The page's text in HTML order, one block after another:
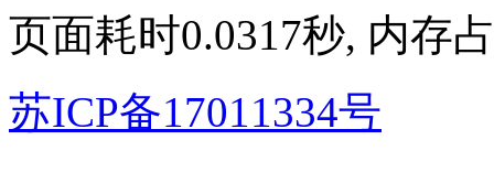
页面耗时0.0317秒, 内存
苏ICP备17011334号